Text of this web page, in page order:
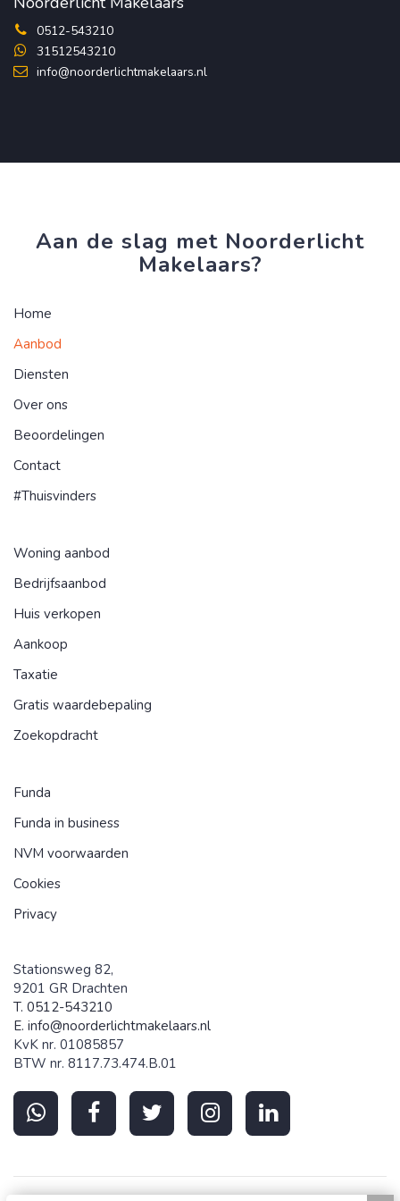
0512-543210
31512543210
info@noorderlichtmakelaars.nl
Aan de slag met Noorderlicht
Makelaars?
Home
Aanbod
Diensten
Over ons
Beoordelingen
Contact
#Thuisvinders
Woning aanbod
Bedrijfsaanbod
Huis verkopen
Aankoop
Taxatie
Gratis waardebepaling
Zoekopdracht
Funda
Funda in business
NVM voorwaarden
Cookies
Privacy
Stationsweg 82,
9201 GR Drachten
T. 0512-543210
E. info@noorderlichtmakelaars.nl
KvK nr. 01085857
BTW nr. 8117.73.474.B.01